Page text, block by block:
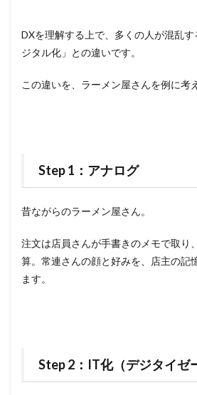
DXを理解する上で、多くの人が混乱
ジタル化」との違いです。
この違いを、ラーメン屋さんを例に考
Step 1：アナログ
昔ながらのラーメン屋さん。
注文は店員さんが手書きのメモで取り
算。常連さんの顔と好みを、店主の記
ます。
Step 2：IT化（デジタイゼ